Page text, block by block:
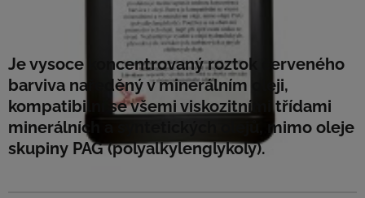
Je vysoce koncentrovaný roztok červeného
barviva naředěný v minerálním oleji,
kompatibilní se všemi viskozitními třídami
minerálních a syntetických olejů, mimo oleje
skupiny PAG (polyalkylenglykoly).